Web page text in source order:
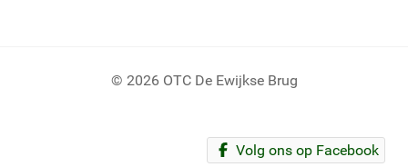
© 2026 OTC De Ewijkse Brug
Volg ons op Facebook